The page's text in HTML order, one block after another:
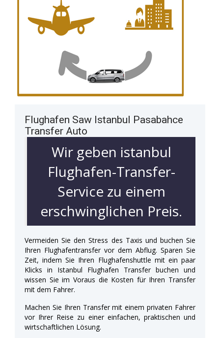
Flughafen Saw Istanbul Pasabahce
Transfer Auto
Wir geben istanbul
Flughafen-Transfer-
Service zu einem
erschwinglichen Preis.
Vermeiden Sie den Stress des Taxis und buchen Sie
Ihren Flughafentransfer vor dem Abflug. Sparen Sie
Zeit, indem Sie Ihren Flughafenshuttle mit ein paar
Klicks in Istanbul Flughafen Transfer buchen und
wissen Sie im Voraus die Kosten für Ihren Transfer
mit dem Fahrer.
Machen Sie Ihren Transfer mit einem privaten Fahrer
vor Ihrer Reise zu einer einfachen, praktischen und
wirtschaftlichen Lösung.